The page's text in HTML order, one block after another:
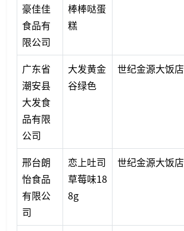
豪佳佳
食品有
限公司
棒棒哒蛋
糕
广东省
潮安县
大发食
品有限
公司
大发黄金
谷绿色
世纪金源大饭店
邢台朗
怡食品
有限公
司
恋上吐司
草莓味18
8g
世纪金源大饭店